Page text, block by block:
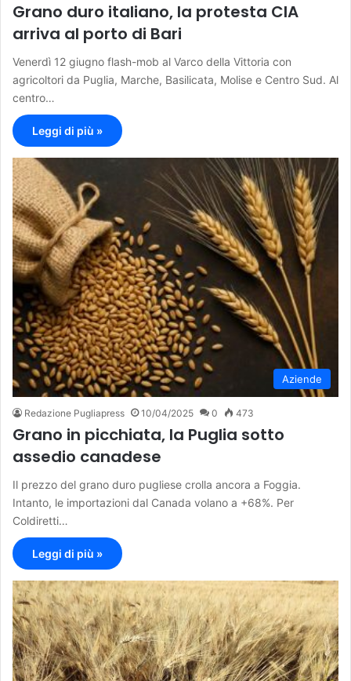
Grano duro italiano, la protesta CIA
arriva al porto di Bari
Venerdì 12 giugno flash-mob al Varco della Vittoria con
agricoltori da Puglia, Marche, Basilicata, Molise e Centro Sud. Al
centro…
Leggi di più »
Aziende
Redazione Pugliapress 10/04/2025 0 473
Grano in picchiata, la Puglia sotto
assedio canadese
Il prezzo del grano duro pugliese crolla ancora a Foggia.
Intanto, le importazioni dal Canada volano a +68%. Per
Coldiretti…
Leggi di più »